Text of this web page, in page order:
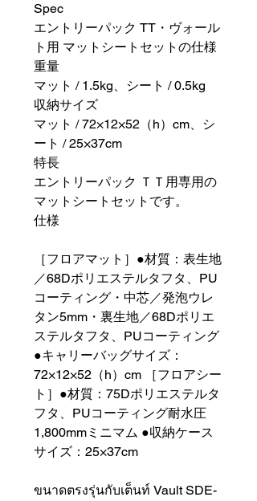
Spec
エントリーパック TT・ヴォール
ト用 マットシートセットの仕様
重量
マット / 1.5kg、シート / 0.5kg
収納サイズ
マット / 72×12×52（h）cm、シ
ート / 25×37cm
特長
エントリーパック ＴＴ用専用の
マットシートセットです。
仕様
［フロアマット］●材質：表生地
／68Dポリエステルタフタ、PU
コーティング・中芯／発泡ウレ
タン5mm・裏生地／68Dポリエ
ステルタフタ、PUコーティング
●キャリーバッグサイズ：
72×12×52（h）cm ［フロアシー
ト］●材質：75Dポリエステルタ
フタ、PUコーティング耐水圧
1,800mmミニマム ●収納ケース
サイズ：25×37cm
ขนาดตรงรุ่นกับเต็นท์ Vault SDE-